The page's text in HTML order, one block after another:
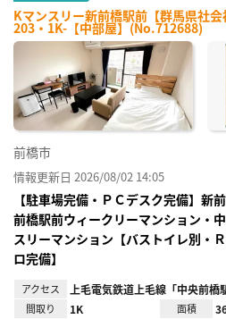
Kマンスリー新前橋駅前【群馬県社会
203・1K-【中部屋】(No.712688)
前橋市
情報更新日 2026/08/02 14:05
【駐車場完備・ＰＣデスク完備】新
前橋駅前ウィークリーマンション・
スリーマンション【バストイレ別・
ロ完備】
アクセス 上毛電気鉄道上毛線「中央前橋
間取り 1K 面積